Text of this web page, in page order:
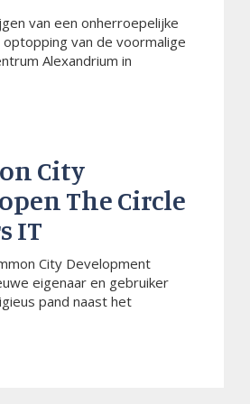
van een onherroepelijke
van de voormalige
Alexandrium in
City
The Circle
IT
City Development
eigenaar en gebruiker
pand naast het